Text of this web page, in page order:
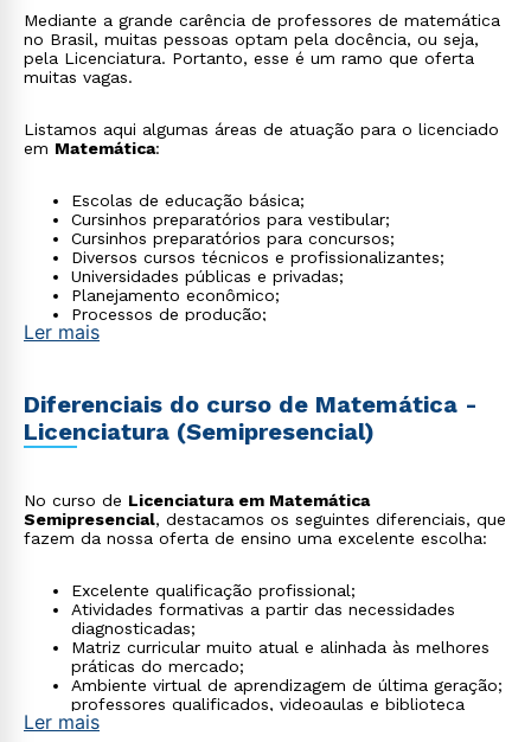
Mediante a grande carência de professores de matemática
no Brasil, muitas pessoas optam pela docência, ou seja,
pela Licenciatura. Portanto, esse é um ramo que oferta
muitas vagas.
Listamos aqui algumas áreas de atuação para o licenciado
em Matemática:
Escolas de educação básica;
Cursinhos preparatórios para vestibular;
Cursinhos preparatórios para concursos;
Diversos cursos técnicos e profissionalizantes;
Universidades públicas e privadas;
Planejamento econômico;
Processos de produção;
Pesquisas relacionadas a área;
Editoras.
Ler mais
Diferenciais do curso de Matemática -
Licenciatura (Semipresencial)
No curso de Licenciatura em Matemática
Semipresencial, destacamos os seguintes diferenciais, que
fazem da nossa oferta de ensino uma excelente escolha:
Excelente qualificação profissional;
Atividades formativas a partir das necessidades
diagnosticadas;
Matriz curricular muito atual e alinhada às melhores
práticas do mercado;
Ambiente virtual de aprendizagem de última geração;
professores qualificados, videoaulas e biblioteca
virtual;
Ler mais